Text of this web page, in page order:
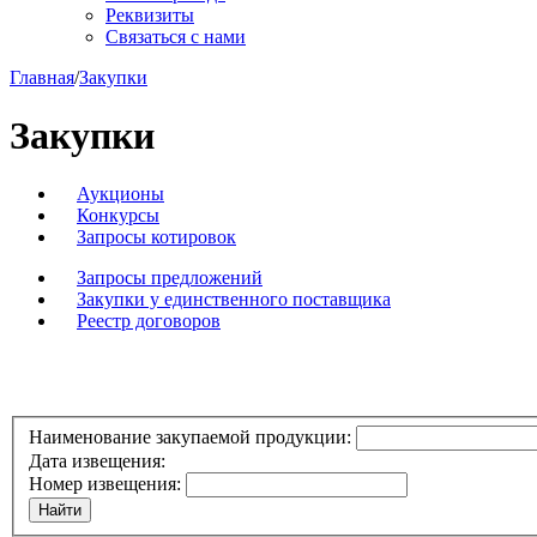
Реквизиты
Связаться с нами
Главная/Закупки
Закупки
Аукционы
Конкурсы
Запросы котировок
Запросы предложений
Закупки у единственного поставщика
Реестр договоров
Наименование закупаемой продукции:
Дата извещения:
Номер извещения: